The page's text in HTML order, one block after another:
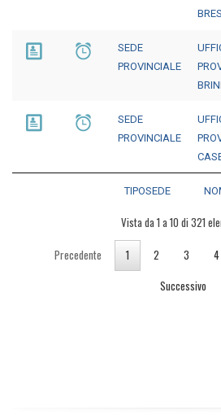
TIPOSEDE
SEDE
PROVINCIALE
SEDE
PROVINCIALE
Vista da 1 a 10 di 321
Precedente 1 2 3 4
Successivo